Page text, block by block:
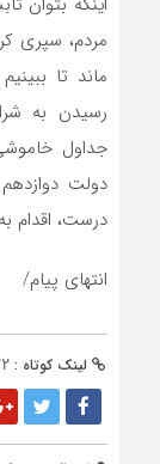
مردم، سپری
ماند تا
رسیدن به
جداول
دولت
درست، اقدام
انتهای پیام/
لینک کوتاه :